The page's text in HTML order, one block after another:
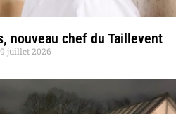
nouveau chef du Taillevent
9 juillet 2026